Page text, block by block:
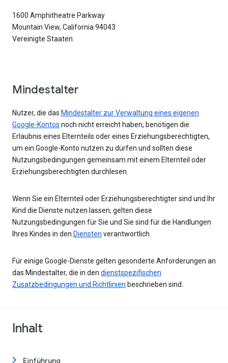
1600 Amphitheatre Parkway
Mountain View, California 94043
Vereinigte Staaten
Mindestalter
Nutzer, die das Mindestalter zur Verwaltung eines eigenen
Google-Kontos noch nicht erreicht haben, benötigen die
Erlaubnis eines Elternteils oder eines Erziehungsberechtigten,
um ein Google-Konto nutzen zu dürfen und sollten diese
Nutzungsbedingungen gemeinsam mit einem Elternteil oder
Erziehungsberechtigten durchlesen.
Wenn Sie ein Elternteil oder Erziehungsberechtigter sind und Ihr
Kind die Dienste nutzen lassen, gelten diese
Nutzungsbedingungen für Sie und Sie sind für die Handlungen
Ihres Kindes in den Diensten verantwortlich.
Für einige Google-Dienste gelten gesonderte Anforderungen an
das Mindestalter, die in den dienstspezifischen
Zusatzbedingungen und Richtlinien beschrieben sind.
Inhalt
Einführung